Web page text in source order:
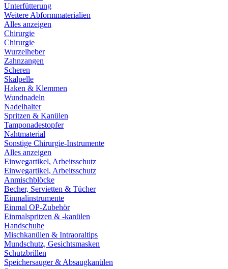
Unterfütterung
Weitere Abformmaterialien
Alles anzeigen
Chirurgie
Chirurgie
Wurzelheber
Zahnzangen
Scheren
Skalpelle
Haken & Klemmen
Wundnadeln
Nadelhalter
Spritzen & Kanülen
Tamponadestopfer
Nahtmaterial
Sonstige Chirurgie-Instrumente
Alles anzeigen
Einwegartikel, Arbeitsschutz
Einwegartikel, Arbeitsschutz
Anmischblöcke
Becher, Servietten & Tücher
Einmalinstrumente
Einmal OP-Zubehör
Einmalspritzen & -kanülen
Handschuhe
Mischkanülen & Intraoraltips
Mundschutz, Gesichtsmasken
Schutzbrillen
Speichersauger & Absaugkanülen